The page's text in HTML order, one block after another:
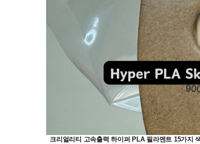
크리얼리티 고속출력 하이퍼 PLA 필라멘트 15가지